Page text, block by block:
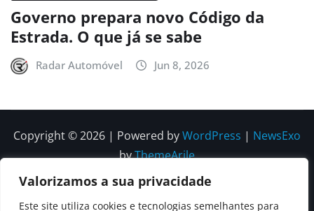
Valorizamos a sua privacidade
Este site utiliza cookies e tecnologias semelhantes para
Governo prepara novo Código da
Estrada. O que já se sabe
Radar Automóvel Jun 8, 2026
Copyright © 2026 | Powered byWordPress | NewsExo
byThemeArile
Política de